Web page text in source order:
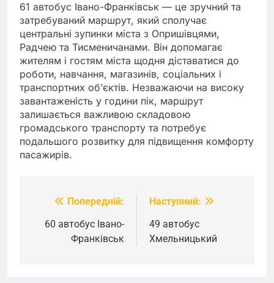
61 автобус Івано-Франківськ — це зручний та
затребуваний маршрут, який сполучає
центральні зупинки міста з Опришівцями,
Радчею та Тисменичанами. Він допомагає
жителям і гостям міста щодня діставатися до
роботи, навчання, магазинів, соціальних і
транспортних об’єктів. Незважаючи на високу
завантаженість у години пік, маршрут
залишається важливою складовою
громадського транспорту та потребує
подальшого розвитку для підвищення комфорту
пасажирів.
Навігація
записів
Попередній:
60 автобус Івано-
Франківськ
Наступний:
49 автобус
Хмельницький